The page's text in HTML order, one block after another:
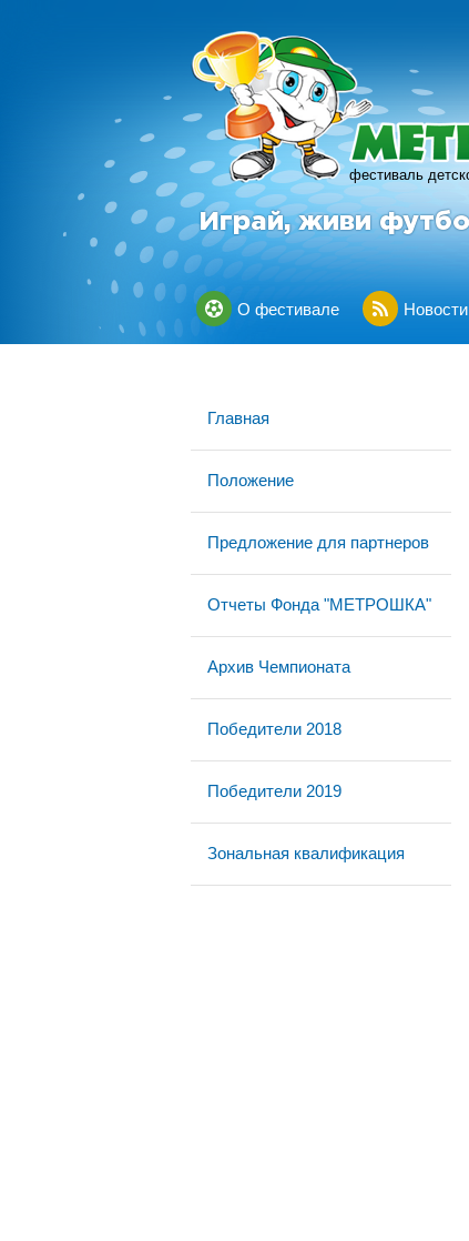
фестиваль
Играй, живи
О фестивале Новости
Главная
Положение
Предложение для партнеров
Отчеты Фонда "МЕТРОШКА"
Архив Чемпионата
Победители 2018
Победители 2019
Зональная квалификация